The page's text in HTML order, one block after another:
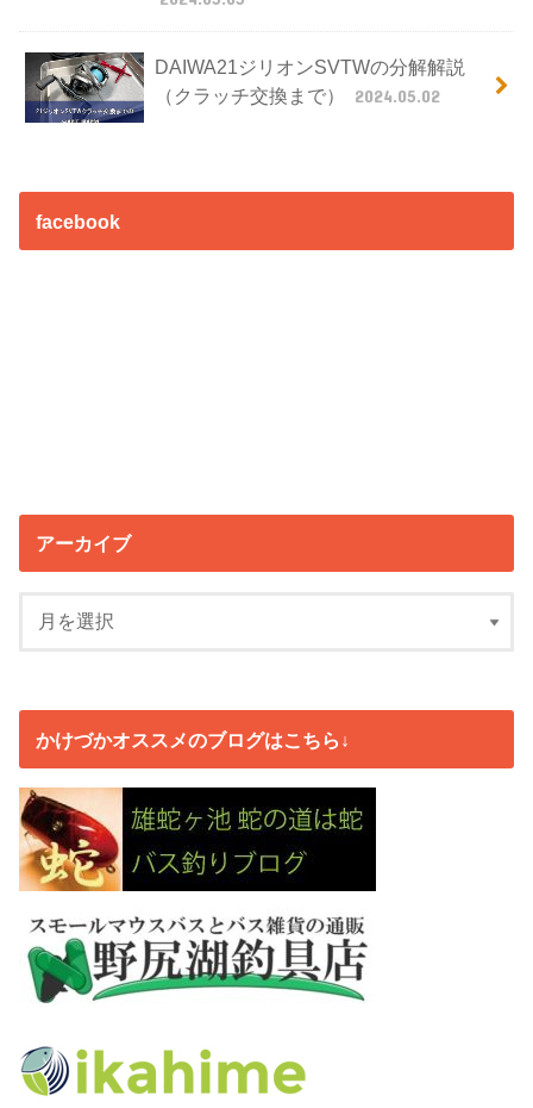
DAIWA21ジリオンSVTWの分解解説
（クラッチ交換まで）
2024.05.02
facebook
アーカイブ
かけづかオススメのブログはこちら↓